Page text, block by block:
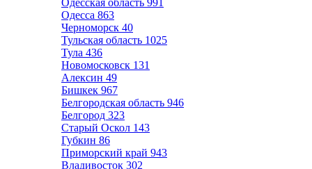
Одесская область 991
Одесса 863
Черноморск 40
Тульская область 1025
Тула 436
Новомосковск 131
Алексин 49
Бишкек 967
Белгородская область 946
Белгород 323
Старый Оскол 143
Губкин 86
Приморский край 943
Владивосток 302